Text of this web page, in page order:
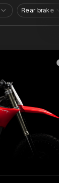
Rear brake